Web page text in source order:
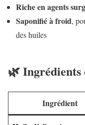
Riche en agents
Saponifié à froid,
des huiles
🌿 Ingrédients
Ingrédient